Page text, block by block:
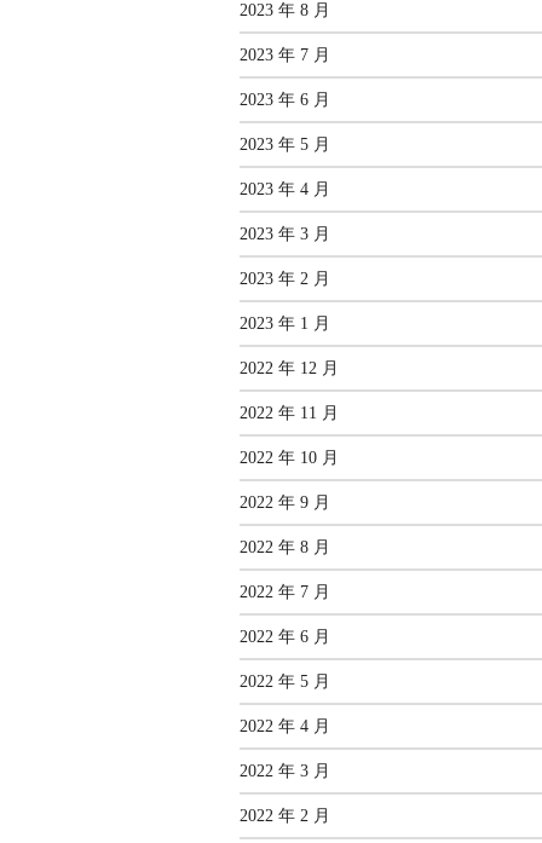
2023 年 8 月
2023 年 7 月
2023 年 6 月
2023 年 5 月
2023 年 4 月
2023 年 3 月
2023 年 2 月
2023 年 1 月
2022 年 12 月
2022 年 11 月
2022 年 10 月
2022 年 9 月
2022 年 8 月
2022 年 7 月
2022 年 6 月
2022 年 5 月
2022 年 4 月
2022 年 3 月
2022 年 2 月